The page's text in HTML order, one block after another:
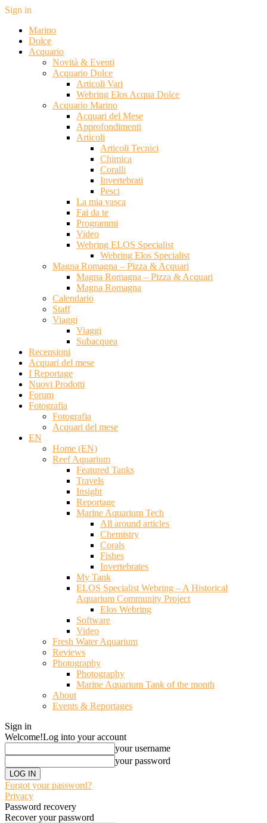
Sign in
Marino
Dolce
Acquario
Novità & Eventi
Acquario Dolce
Articoli Vari
Webring Elos Acqua Dolce
Acquario Marino
Acquari del Mese
Approfondimenti
Articoli
Articoli Tecnici
Chimica
Coralli
Invertebrati
Pesci
La mia vasca
Fai da te
Programmi
Video
Webring ELOS Specialist
Webring Elos Specialist
Magna Romagna – Pizza & Acquari
Magna Romagna – Pizza & Acquari
Magna Romagna
Calendario
Staff
Viaggi
Viaggi
Subacquea
Recensioni
Acquari del mese
I Reportage
Nuovi Prodotti
Forum
Fotografia
Fotografia
Acquari del mese
EN
Home (EN)
Reef Aquarium
Featured Tanks
Travels
Insight
Reportage
Marine Aquarium Tech
All around articles
Chemistry
Corals
Fishes
Invertebrates
My Tank
ELOS Specialist Webring – A Historical
Aquarium Community Project
Elos Webring
Software
Video
Fresh Water Aquarium
Reviews
Photography
Photography
Marine Aquarium Tank of the month
About
Events & Reportages
Sign in
Welcome!Log into your account
your username
your password
Forgot your password?
Privacy
Password recovery
Recover your password